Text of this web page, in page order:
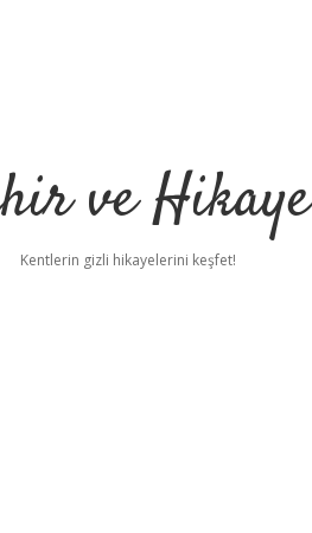
ve Hikaye
Kentlerin gizli hikayelerini keşfet!